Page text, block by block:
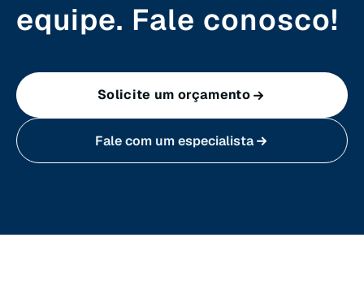
Sergipe (SE)
Tocantins (TO)
equipe. Fale conosco!
Solicite um orçamento
Fale com um especialista